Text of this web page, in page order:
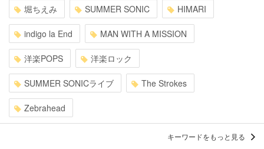
堀ちえみ SUMMER SONIC HIMARI
indigo la End MAN WITH A MISSION
洋楽POPS 洋楽ロック
SUMMER SONICライブ The Strokes
Zebrahead
キーワードをもっと見る